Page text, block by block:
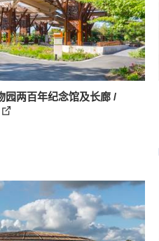
园两百年纪念馆及长廊 /